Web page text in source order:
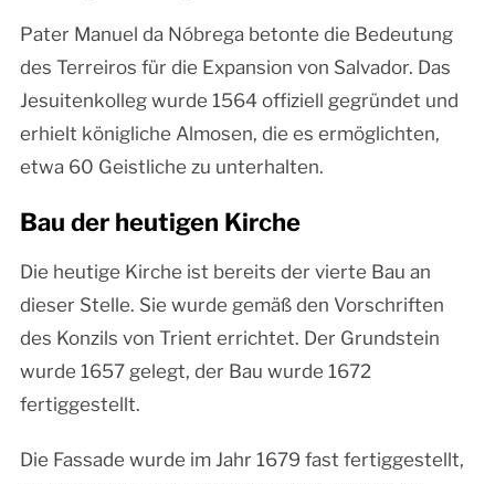
Pater Manuel da Nóbrega betonte die Bedeutung
des Terreiros für die Expansion von Salvador. Das
Jesuitenkolleg wurde 1564 offiziell gegründet und
erhielt königliche Almosen, die es ermöglichten,
etwa 60 Geistliche zu unterhalten.
Bau der heutigen Kirche
Die heutige Kirche ist bereits der vierte Bau an
dieser Stelle. Sie wurde gemäß den Vorschriften
des Konzils von Trient errichtet. Der Grundstein
wurde 1657 gelegt, der Bau wurde 1672
fertiggestellt.
Die Fassade wurde im Jahr 1679 fast fertiggestellt,